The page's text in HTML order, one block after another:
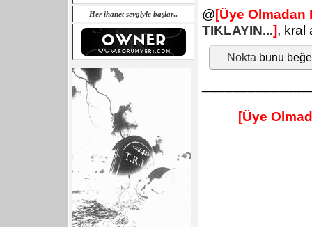
Her ihanet sevgiyle başlar.. @[Üye
TIKLAYIN...], kral
Nokta bunu
[Üye